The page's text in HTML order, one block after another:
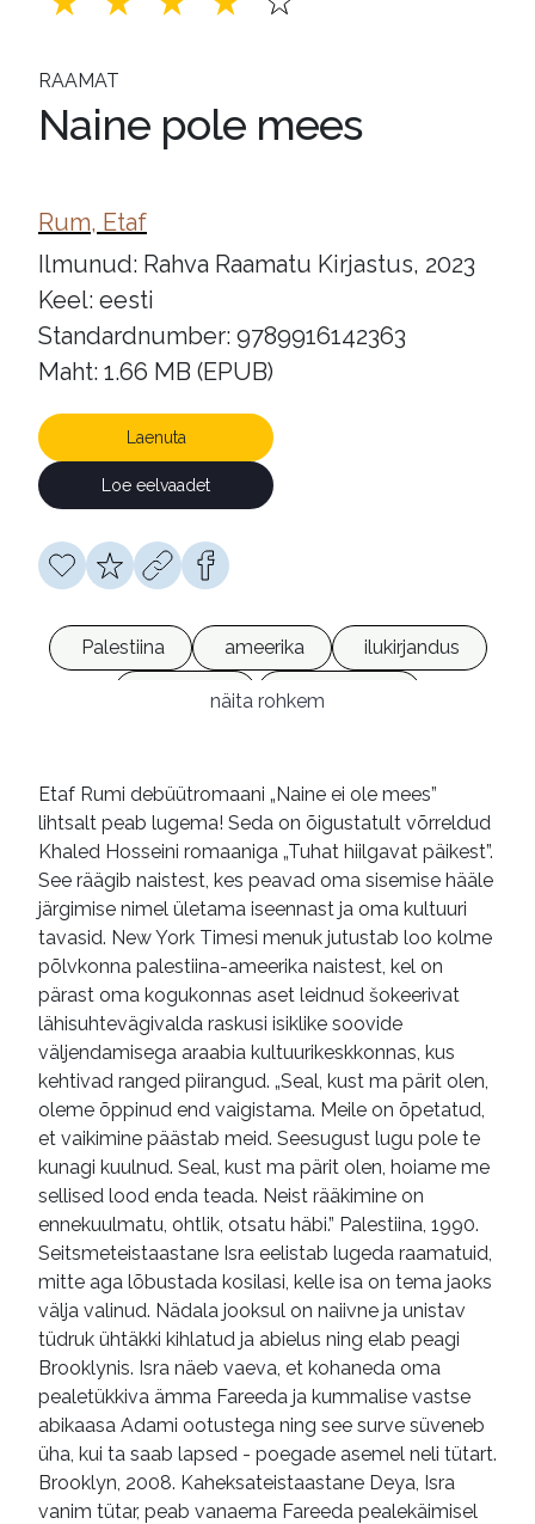
RAAMAT
Naine pole mees
Rum, Etaf
Ilmunud: Rahva Raamatu Kirjastus, 2023
Keel: eesti
Standardnumber: 9789916142363
Maht: 1.66 MB (EPUB)
Laenuta
Loe eelvaadet
Palestiina ameerika
ilukirjandus
romaanid
e-raamatud
näita rohkem
Etaf Rumi debüütromaani „Naine ei ole mees”
lihtsalt peab lugema! Seda on õigustatult võrreldud
Khaled Hosseini romaaniga „Tuhat hiilgavat päikest”.
See räägib naistest, kes peavad oma sisemise hääle
järgimise nimel ületama iseennast ja oma kultuuri
tavasid. New York Timesi menuk jutustab loo kolme
põlvkonna palestiina-ameerika naistest, kel on
pärast oma kogukonnas aset leidnud šokeerivat
lähisuhtevägivalda raskusi isiklike soovide
väljendamisega araabia kultuurikeskkonnas, kus
kehtivad ranged piirangud. „Seal, kust ma pärit olen,
oleme õppinud end vaigistama. Meile on õpetatud,
et vaikimine päästab meid. Seesugust lugu pole te
kunagi kuulnud. Seal, kust ma pärit olen, hoiame me
sellised lood enda teada. Neist rääkimine on
ennekuulmatu, ohtlik, otsatu häbi.” Palestiina, 1990.
Seitsmeteistaastane Isra eelistab lugeda raamatuid,
mitte aga lõbustada kosilasi, kelle isa on tema jaoks
välja valinud. Nädala jooksul on naiivne ja unistav
tüdruk ühtäkki kihlatud ja abielus ning elab peagi
Brooklynis. Isra näeb vaeva, et kohaneda oma
pealetükkiva ämma Fareeda ja kummalise vastse
abikaasa Adami ootustega ning see surve süveneb
üha, kui ta saab lapsed - poegade asemel neli tütart.
Brooklyn, 2008. Kaheksateistaastane Deya, Isra
vanim tütar, peab vanaema Fareeda pealekäimisel